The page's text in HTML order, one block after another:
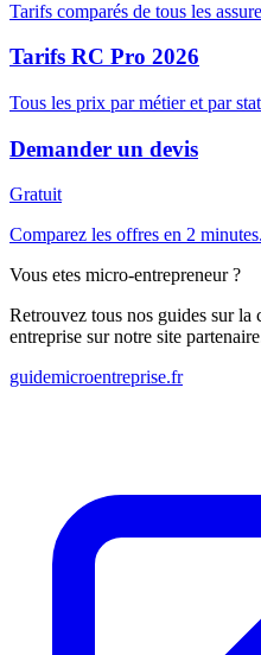
Tarifs comparés de tous les
Tarifs RC Pro 2026
Tous les prix par métier et par
Demander un devis
Gratuit
Comparez les offres en 2 minutes.
Vous etes micro-entrepreneur ?
Retrouvez tous nos guides sur
entreprise sur notre site
guidemicroentreprise.fr